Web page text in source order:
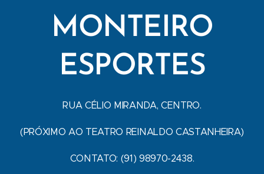
MONTEIRO
ESPORTES
RUA CÉLIO MIRANDA, CENTRO.
(PRÓXIMO AO TEATRO REINALDO CASTANHEIRA)
CONTATO: (91) 98970-2438.